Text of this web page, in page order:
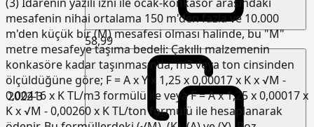
2022-3
58,99
(3) İdarenin yazılı izni ile ocak-konkasör arasındaki
mesafenin nihai ortalama 150 m'den fazla ve 10.000
m'den küçük bir (M) mesafesi olması halinde, bu "M"
metre mesafeye taşıma bedeli: Çakıllı malzemenin
konkasöre kadar taşınmasında, m3 veya ton cinsinden
ölçüldüğüne göre; F = A x Y x 1,25 x 0,00017 x K x √M -
0,00416 x K TL/m3 formülü ile veya F = A x 1,25 x 0,00017 x
K x √M - 0,00260 x K TL/ton formülü ile hesaplanarak